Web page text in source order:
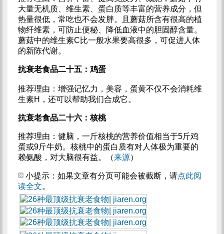
大量无机质、维生素、蛋白质等丰富的营养成分，但
热量很低，常吃也不会发胖。且蘑菇所含有很高的植
物纤维素，可防止便秘、降低血液中的胆固醇含量。
蘑菇中的维生素C比一般水果要高很多，可促进人体
的新陈代谢。
抗衰老食品二十五：鸡蛋
推荐理由：增强记忆力，美容，蛋黄不仅不会消耗维
生素H，还可以帮助我们合成它。
抗衰老食品二十六：核桃
推荐理由：健脑，一斤核桃的营养价值相当于5斤鸡
蛋或9斤牛奶。核桃中的蛋白质有对人体极为重要的
赖氨酸，对大脑很有益。（来源）
小提示：如果文章有分页可能会被截断，请点此阅
读全文。